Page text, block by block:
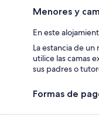
Menores y
En este
La estancia de
utilice las camas
sus padres o
Formas de